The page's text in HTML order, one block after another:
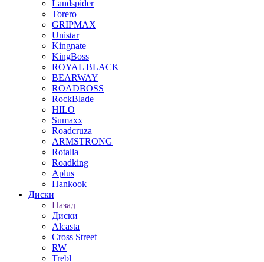
Landspider
Torero
GRIPMAX
Unistar
Kingnate
KingBoss
ROYAL BLACK
BEARWAY
ROADBOSS
RockBlade
HILO
Sumaxx
Roadcruza
ARMSTRONG
Rotalla
Roadking
Aplus
Hankook
Диски
Назад
Диски
Alcasta
Cross Street
RW
Trebl